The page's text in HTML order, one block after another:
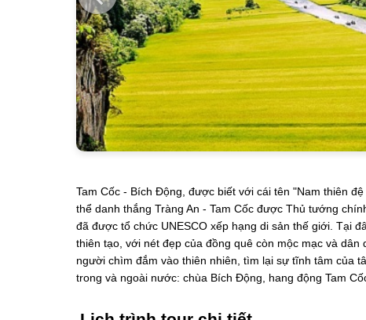
Tam Cốc - Bích Động, được biết với cái tên "Nam thiên
thể danh thắng Tràng An - Tam Cốc được Thủ tướng
đã được tổ chức UNESCO xếp hạng di sản thế giới. Tại
thiên tạo, với nét đẹp của đồng quê còn mộc mạc và
người chìm đắm vào thiên nhiên, tìm lại sự tĩnh tâm của
trong và ngoài nước: chùa Bích Động, hang động Tam